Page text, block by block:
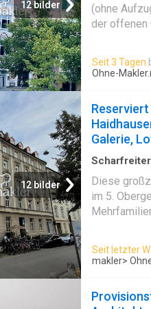
12 bilder
(ohne
der offenen
renoviert
Nobilia ist
Eine
rundet die
mit Fenster
helle,
und die U-
Sichtweite,
dem Haus
mit dem
Seit 3 Tagen
Ohne-
12 bilder
Reserviert
Galerie,
Diese
im 5.
verteilen
bieten viel
die
Seit letzter
makler>